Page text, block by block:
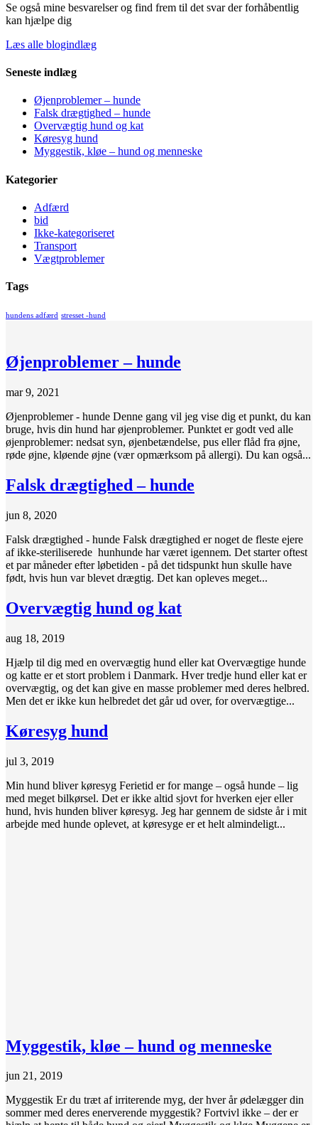
Se også mine besvarelser og find frem til det svar der forhåbentlig
kan hjælpe dig
Læs alle blogindlæg
Seneste indlæg
Øjenproblemer – hunde
Falsk drægtighed – hunde
Overvægtig hund og kat
Køresyg hund
Myggestik, kløe – hund og menneske
Kategorier
Adfærd
bid
Ikke-kategoriseret
Transport
Vægtproblemer
Tags
hundens adfærd stresset -hund
Øjenproblemer – hunde
mar 9, 2021
Øjenproblemer - hunde Denne gang vil jeg vise dig et punkt, du kan
bruge, hvis din hund har øjenproblemer. Punktet er godt ved alle
øjenproblemer: nedsat syn, øjenbetændelse, pus eller flåd fra øjne,
røde øjne, kløende øjne (vær opmærksom på allergi). Du kan også...
Falsk drægtighed – hunde
jun 8, 2020
Falsk drægtighed - hunde Falsk drægtighed er noget de fleste ejere
af ikke-steriliserede hunhunde har været igennem. Det starter oftest
et par måneder efter løbetiden - på det tidspunkt hun skulle have
født, hvis hun var blevet drægtig. Det kan opleves meget...
Overvægtig hund og kat
aug 18, 2019
Hjælp til dig med en overvægtig hund eller kat Overvægtige hunde
og katte er et stort problem i Danmark. Hver tredje hund eller kat er
overvægtig, og det kan give en masse problemer med deres helbred.
Men det er ikke kun helbredet det går ud over, for overvægtige...
Køresyg hund
jul 3, 2019
Min hund bliver køresyg Ferietid er for mange – også hunde – lig
med meget bilkørsel. Det er ikke altid sjovt for hverken ejer eller
hund, hvis hunden bliver køresyg. Jeg har gennem de sidste år i mit
arbejde med hunde oplevet, at køresyge er et helt almindeligt...
Myggestik, kløe – hund og menneske
jun 21, 2019
Myggestik Er du træt af irriterende myg, der hver år ødelægger din
sommer med deres enerverende myggestik? Fortvivl ikke – der er